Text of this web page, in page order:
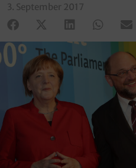
3. September 2017